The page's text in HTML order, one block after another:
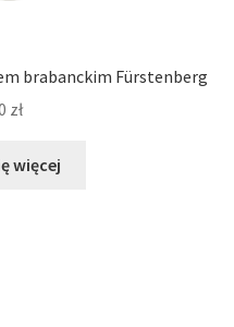
brabanckim Fürstenberg
zł
więcej